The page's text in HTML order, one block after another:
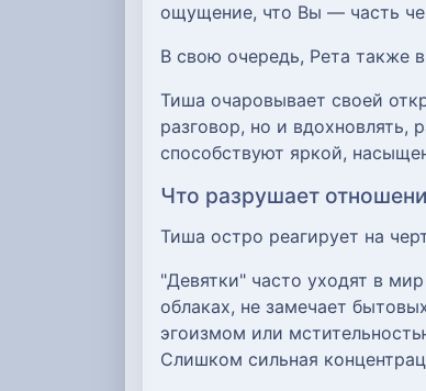
ощущение, что Вы — часть
В свою очередь, Рета также
Тиша очаровывает своей
разговор, но и вдохновлять,
способствуют яркой,
Что разрушает
Тиша остро реагирует на
"Девятки" часто уходят в
облаках, не замечает
эгоизмом или
Слишком сильная